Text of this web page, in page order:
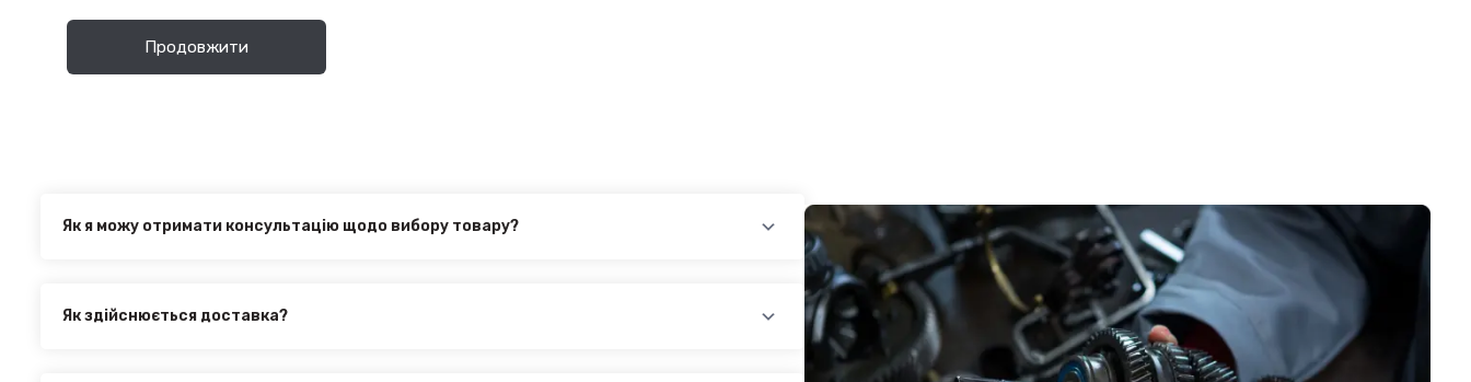
Продовжити
Як я можу отримати консультацію щодо вибору товару?
Як здійснюється доставка?